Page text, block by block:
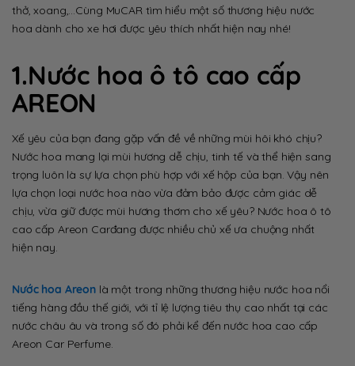
thở, xoang,…Cùng MuCAR tìm hiểu một số thương hiệu nước
hoa dành cho xe hơi được yêu thích nhất hiện nay nhé!
1.Nước hoa ô tô cao cấp
AREON
Xế yêu của bạn đang gặp vấn đề về những mùi hôi khó chịu?
Nước hoa mang lại mùi hương dễ chịu, tinh tế và thể hiện sang
trọng luôn là sự lựa chọn phù hợp với xế hộp của bạn. Vậy nên
lựa chọn loại nước hoa nào vừa đảm bảo được cảm giác dễ
chịu, vừa giữ được mùi hương thơm cho xế yêu? Nước hoa ô tô
cao cấp Areon Carđang được nhiều chủ xế ưa chuộng nhất
hiện nay.
Nước hoa Areon là một trong những thương hiệu nước hoa nổi
tiếng hàng đầu thế giới, với tỉ lệ lượng tiêu thụ cao nhất tại các
nước châu âu và trong số đó phải kể đến nước hoa cao cấp
Areon Car Perfume.